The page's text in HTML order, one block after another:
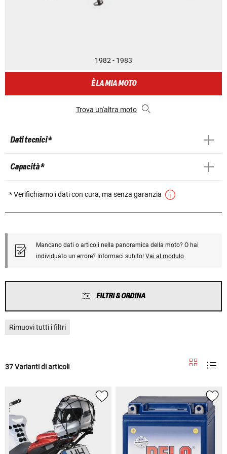
1982 - 1983
È LA MIA MOTO
Trova un'altra moto
Dati tecnici *
Capacità *
* Verifichiamo i dati con cura, ma senza garanzia
Mancano dati o articoli nella panoramica della moto? O hai
individuato un errore? Informaci subito! Vai al modulo
FILTRI & ORDINA
Rimuovi tutti i filtri
37 Varianti di articoli